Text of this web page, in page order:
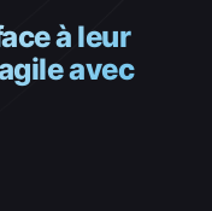
à leur
avec